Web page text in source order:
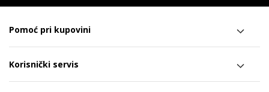
Pomoć pri kupovini
Korisnički servis